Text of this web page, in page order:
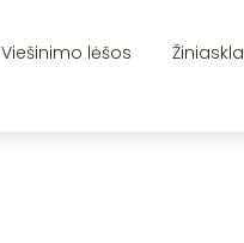
Viešinimo lėšos